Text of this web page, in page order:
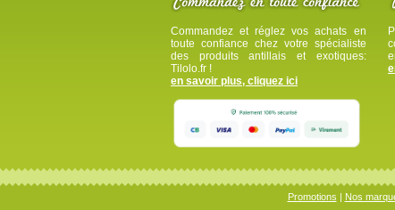
Commandez et réglez vos achats en
toute confiance chez votre spécialiste
des produits antillais et exotiques:
Tilolo.fr !
en savoir plus, cliquez ici
Promotions | Nos